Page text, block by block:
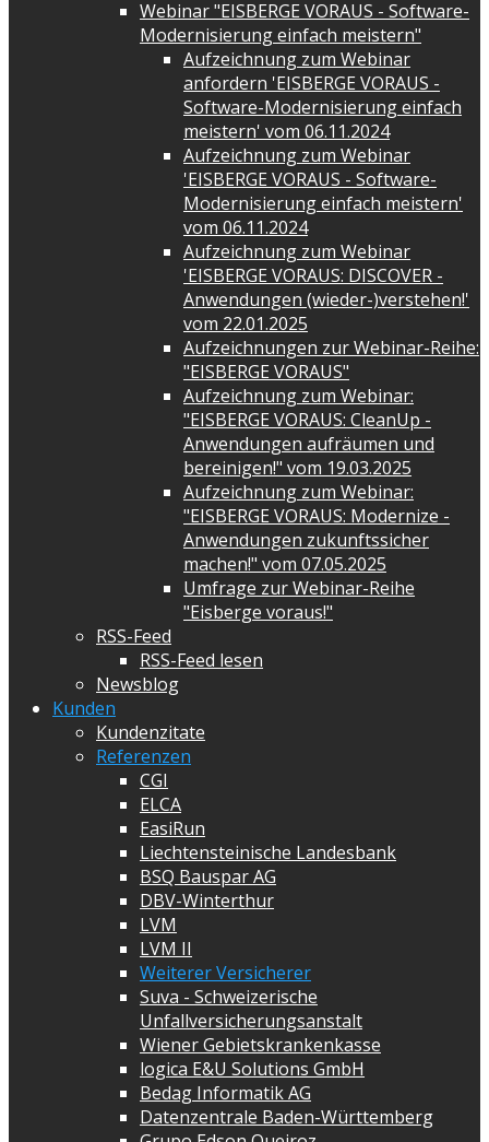
Webinar "EISBERGE VORAUS - Software-
Modernisierung einfach meistern"
Aufzeichnung zum Webinar
anfordern 'EISBERGE VORAUS -
Software-Modernisierung einfach
meistern' vom 06.11.2024
Aufzeichnung zum Webinar
'EISBERGE VORAUS - Software-
Modernisierung einfach meistern'
vom 06.11.2024
Aufzeichnung zum Webinar
'EISBERGE VORAUS: DISCOVER -
Anwendungen (wieder-)verstehen!'
vom 22.01.2025
Aufzeichnungen zur Webinar-Reihe:
"EISBERGE VORAUS"
Aufzeichnung zum Webinar:
"EISBERGE VORAUS: CleanUp -
Anwendungen aufräumen und
bereinigen!" vom 19.03.2025
Aufzeichnung zum Webinar:
"EISBERGE VORAUS: Modernize -
Anwendungen zukunftssicher
machen!" vom 07.05.2025
Umfrage zur Webinar-Reihe
"Eisberge voraus!"
RSS-Feed
RSS-Feed lesen
Newsblog
Kunden
Kundenzitate
Referenzen
CGI
ELCA
EasiRun
Liechtensteinische Landesbank
BSQ Bauspar AG
DBV-Winterthur
LVM
LVM II
Weiterer Versicherer
Suva - Schweizerische
Unfallversicherungsanstalt
Wiener Gebietskrankenkasse
logica E&U Solutions GmbH
Bedag Informatik AG
Datenzentrale Baden-Württemberg